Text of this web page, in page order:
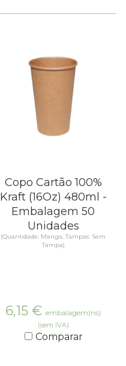
Copo Cartão 100%
Kraft (16Oz) 480ml -
Embalagem 50
Unidades
(Quantidade: Manga, Tampas: Sem
Tampa)
6,15 € embalagem(ns)
(sem IVA)
Comparar